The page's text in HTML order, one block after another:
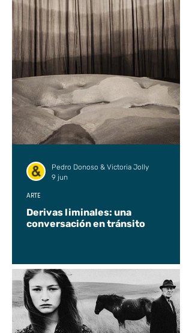
Derivas liminales: una
conversación en tránsito
ARTE
Pedro Donoso & Victoria Jolly
9 jun